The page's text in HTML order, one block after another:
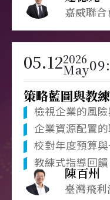
嘉威聯
05.122026
May
策略藍圖與教
檢視企業的風
企業資源配置
校對年度預算
教練式指導回
陳百州
臺灣飛